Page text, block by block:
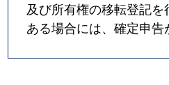
及び所有権の移転登記
ある場合には、確定申告